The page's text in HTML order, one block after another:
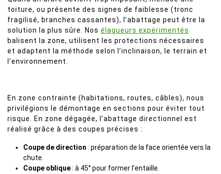
toiture, ou présente des signes de faiblesse (tronc
fragilisé, branches cassantes), l’abattage peut être la
solution la plus sûre. Nos élagueurs expérimentés
balisent la zone, utilisent les protections nécessaires
et adaptent la méthode selon l’inclinaison, le terrain et
l’environnement.
En zone contrainte (habitations, routes, câbles), nous
privilégions le démontage en sections pour éviter tout
risque. En zone dégagée, l’abattage directionnel est
réalisé grâce à des coupes précises :
Coupe de direction : préparation de la face orientée vers la
chute.
Coupe oblique: à 45° pour former l’entaille.